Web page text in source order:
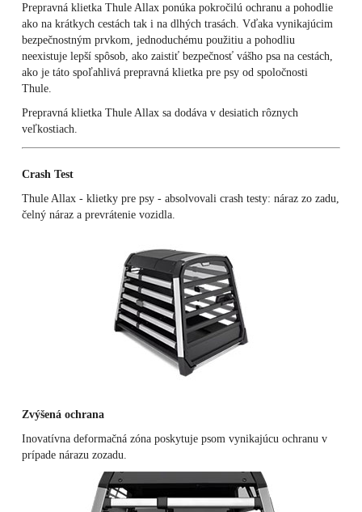
Prepravná klietka Thule Allax ponúka pokročilú ochranu a pohodlie
ako na krátkych cestách tak i na dlhých trasách. Vďaka vynikajúcim
bezpečnostným prvkom, jednoduchému použitiu a pohodliu
neexistuje lepší spôsob, ako zaistiť bezpečnosť vášho psa na cestách,
ako je táto spoľahlivá prepravná klietka pre psy od spoločnosti
Thule.
Prepravná klietka Thule Allax sa dodáva v desiatich rôznych
veľkostiach.
Crash Test
Thule Allax - klietky pre psy - absolvovali crash testy: náraz zo zadu,
čelný náraz a prevrátenie vozidla.
Zvýšená ochrana
Inovatívna deformačná zóna poskytuje psom vynikajúcu ochranu v
prípade nárazu zozadu.